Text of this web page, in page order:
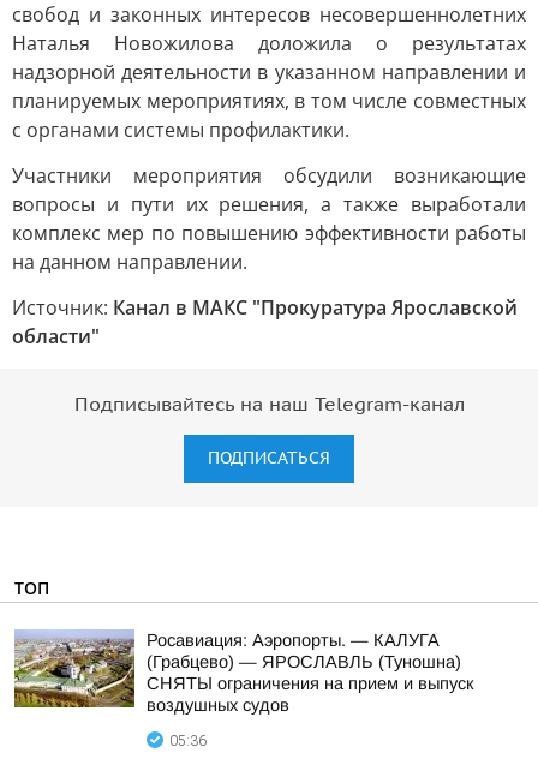
свобод и законных интересов несовершеннолетних
Наталья Новожилова доложила о результатах
надзорной деятельности в указанном направлении и
планируемых мероприятиях, в том числе совместных
с органами системы профилактики.
Участники мероприятия обсудили возникающие
вопросы и пути их решения, а также выработали
комплекс мер по повышению эффективности работы
на данном направлении.
Источник: Канал в МАКС "Прокуратура Ярославской
области"
Подписывайтесь на наш Telegram-канал
ПОДПИСАТЬСЯ
ТОП
Росавиация: Аэропорты. — КАЛУГА
(Грабцево) — ЯРОСЛАВЛЬ (Туношна)
СНЯТЫ ограничения на прием и выпуск
воздушных судов
05:36